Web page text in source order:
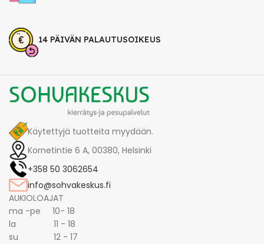
14 PÄIVÄN PALAUTUSOIKEUS
Käytettyjä tuotteita myydään.
Kornetintie 6 A, 00380, Helsinki
+358 50 3062654
info@sohvakeskus.fi
AUKIOLOAJAT
ma -pe 10- 18
la 11 - 18
su 12 - 17